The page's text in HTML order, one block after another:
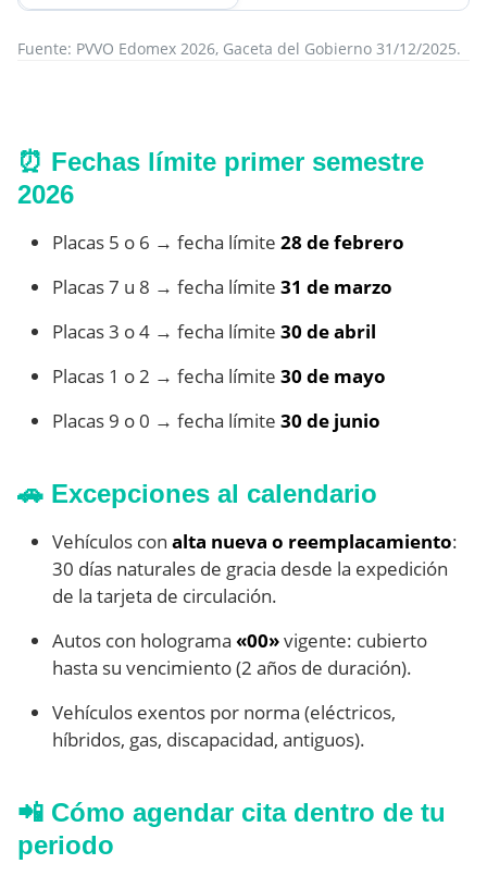
Fuente: PVVO Edomex 2026, Gaceta del Gobierno 31/12/2025.
⏰ Fechas límite primer semestre
2026
Placas 5 o 6 → fecha límite 28 de febrero
Placas 7 u 8 → fecha límite 31 de marzo
Placas 3 o 4 → fecha límite 30 de abril
Placas 1 o 2 → fecha límite 30 de mayo
Placas 9 o 0 → fecha límite 30 de junio
🚗 Excepciones al calendario
Vehículos con alta nueva o reemplacamiento:
30 días naturales de gracia desde la expedición
de la tarjeta de circulación.
Autos con holograma «00»vigente: cubierto
hasta su vencimiento (2 años de duración).
Vehículos exentos por norma (eléctricos,
híbridos, gas, discapacidad, antiguos).
📲 Cómo agendar cita dentro de tu
periodo